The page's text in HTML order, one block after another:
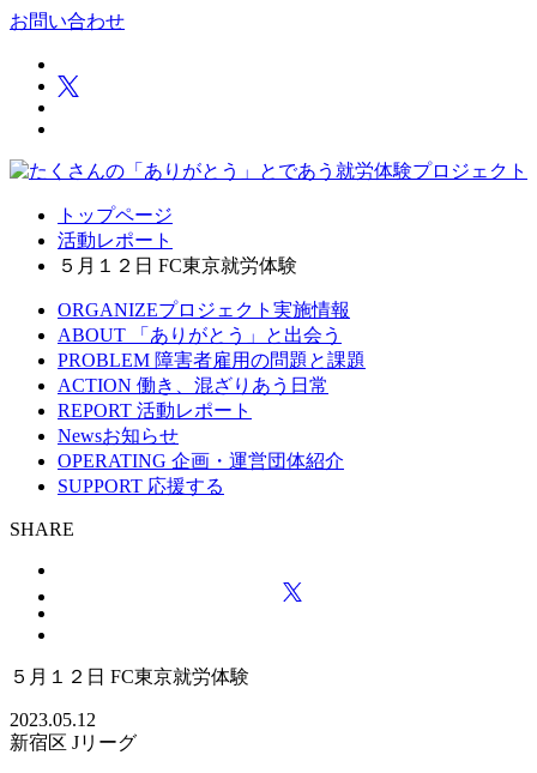
お問い合わせ
トップページ
活動レポート
５月１２日 FC東京就労体験
ORGANIZEプロジェクト実施情報
ABOUT
「ありがとう」と出会う
PROBLEM 障害者雇用の問題と課題
ACTION 働き、混ざりあう日常
REPORT 活動レポート
Newsお知らせ
OPERATING 企画・運営団体紹介
SUPPORT 応援する
SHARE
５月１２日 FC東京就労体験
2023.05.12
新宿区 Jリーグ